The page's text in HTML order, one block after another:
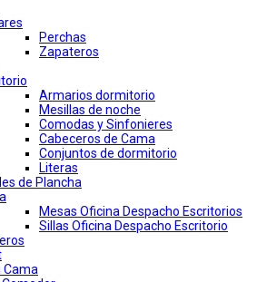
Perchas
Zapateros
Armarios dormitorio
Mesillas de noche
Comodas y Sinfonieres
Cabeceros de Cama
Conjuntos de dormitorio
Literas
de Plancha
Mesas Oficina Despacho Escritorios
Sillas Oficina Despacho Escritorio
Cama